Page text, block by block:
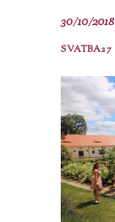
30/10/2018
SVATBA27